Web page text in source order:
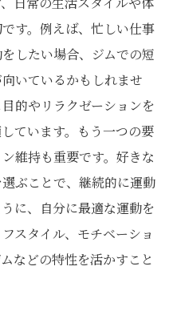
す。例えば、忙しい仕事
したい場合、ジムでの短
いているかもしれませ
的やリラクゼーションを
ています。もう一つの要
維持も重要です。好きな
ぶことで、継続的に運動
に、自分に最適な運動を
スタイル、モチベーショ
などの特性を活かすこと